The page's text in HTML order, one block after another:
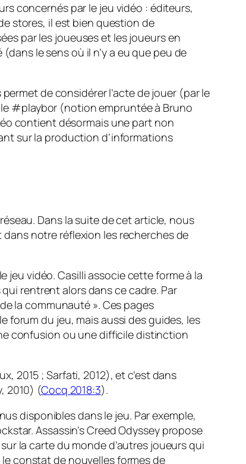
concernés par le jeu vidéo : éditeurs,
stores, il est bien question de
par les joueuses et les joueurs en
le sens où il n’y a eu que peu de
de considérer l’acte de jouer (par le
#playbor (notion empruntée à Bruno
contient désormais une part non
sur la production d’informations
Dans la suite de cet article, nous
notre réflexion les recherches de
jeu vidéo. Casilli associe cette forme à la
rentrent alors dans ce cadre. Par
la communauté ». Ces pages
forum du jeu, mais aussi des guides, les
confusion ou une difficile distinction
2015 ; Sarfati, 2012), et c’est dans
2010) (Cocq 2018:3).
disponibles dans le jeu. Par exemple,
Assassin’s Creed Odyssey propose
la carte du monde d’autres joueurs qui
constat de nouvelles formes de